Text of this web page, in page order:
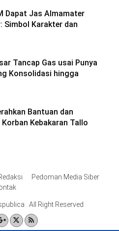
Dapat Jas Almamater
Simbol Karakter dan
Tancap Gas usai Punya
Konsolidasi hingga
Bantuan dan
Kebakaran Tallo
Pedoman Media Siber
. All Right Reserved